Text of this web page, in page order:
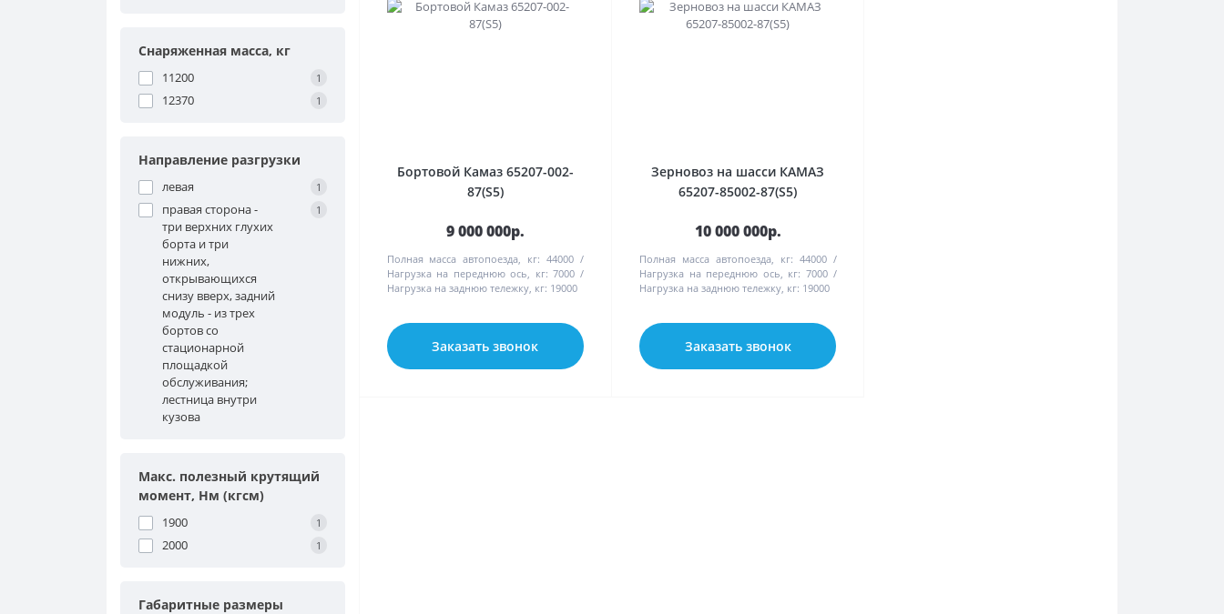
Снаряженная масса, кг
11200 1
12370 1
Направление разгрузки
левая 1
правая сторона -
три верхних глухих
борта и три
нижних,
открывающихся
снизу вверх, задний
модуль - из трех
бортов со
стационарной
площадкой
обслуживания;
лестница внутри
кузова
1
Макс. полезный крутящий
момент, Нм (кгсм)
1900 1
2000 1
Габаритные размеры
Бортовой Камаз 65207-002-
87(S5)
9 000 000р.
Полная масса автопоезда, кг: 44000
Нагрузка на переднюю ось, кг: 7000
Нагрузка на заднюю тележку, кг: 19000
Заказать звонок
Зерновоз на шасси КАМАЗ
65207-85002-87(S5)
10 000 000р.
Полная масса автопоезда, кг: 44000
Нагрузка на переднюю ось, кг: 7000
Нагрузка на заднюю тележку, кг: 19000
Заказать звонок